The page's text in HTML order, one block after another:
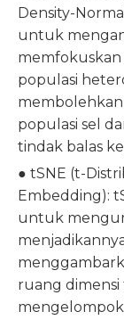
Density-
untuk
memfokuskan
populasi
populasi sel
tindak balas
● tSNE (t-
Embedding):
untuk
ruang